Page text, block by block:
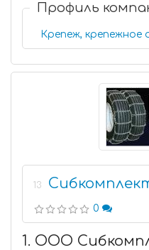
Профиль
Крепеж, крепежное
13
0
1. ООО